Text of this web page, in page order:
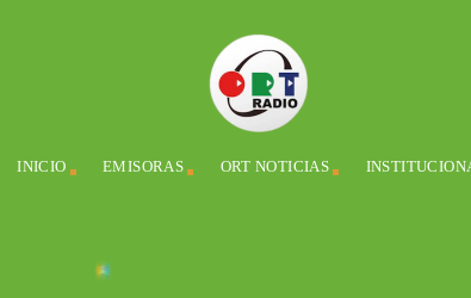
INICIO EMISORAS ORT NOTICIAS